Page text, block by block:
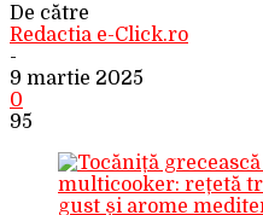
De către
Redactia e-Click.ro
-
9 martie 2025
0
95